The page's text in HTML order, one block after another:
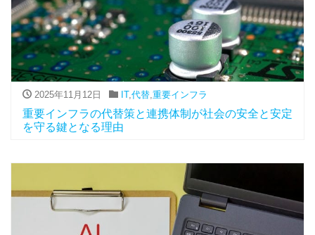
2025年11月12日 IT,代替,重要インフラ
重要インフラの代替策と連携体制が社会の安全と安定
を守る鍵となる理由